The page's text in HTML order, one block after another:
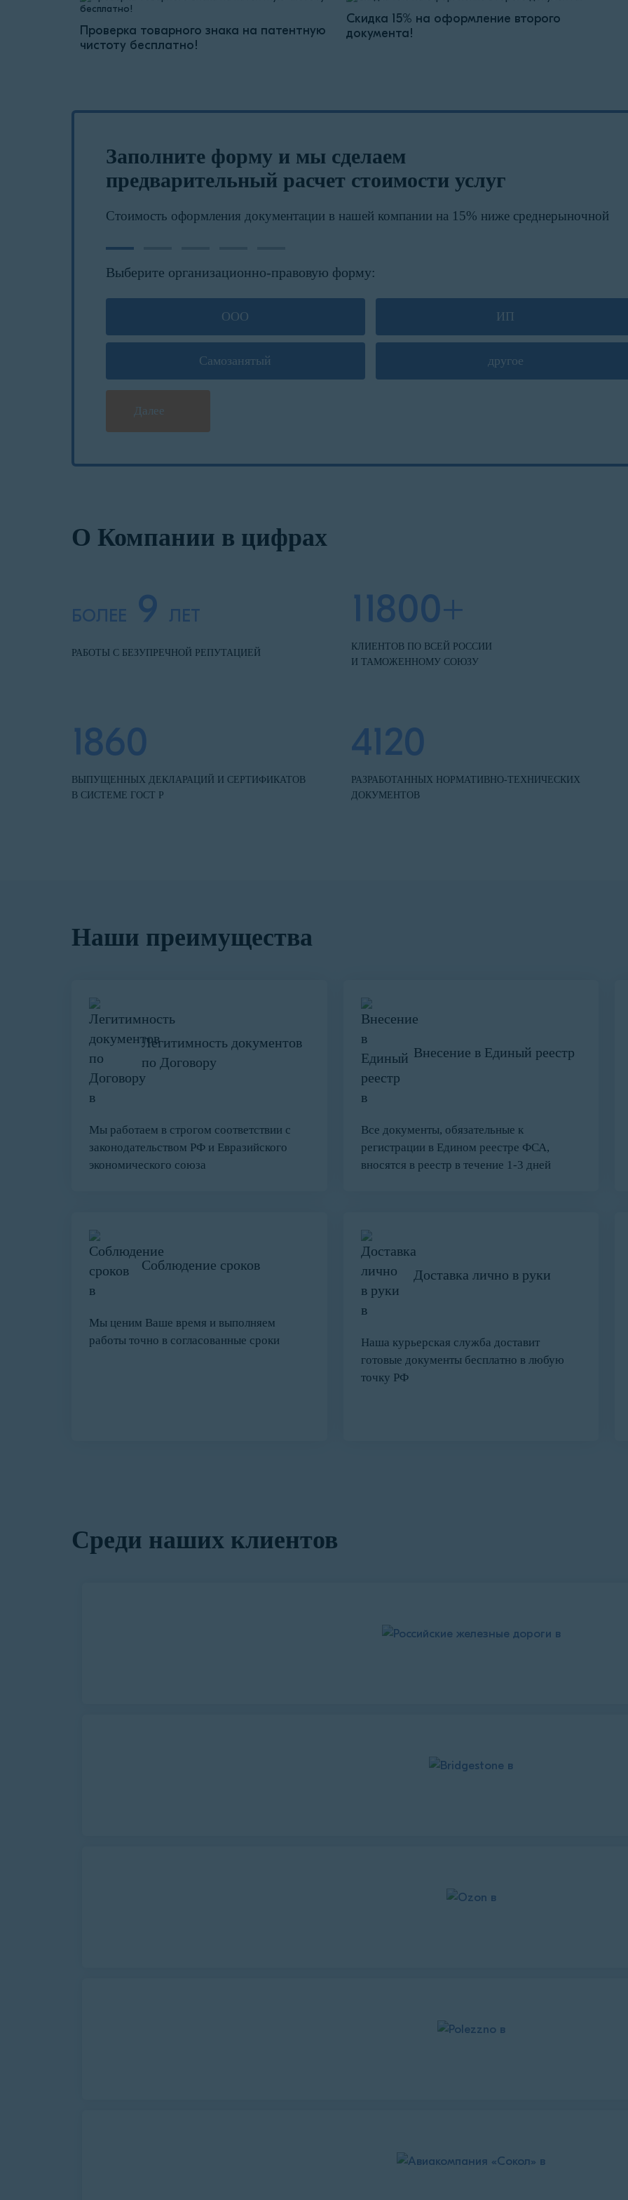
Проверка товарного знака на патентную
чистоту бесплатно!
Скидка 15% на оформление второго
документа!
Заполните форму и мы сделаем
предварительный расчет стоимости услуг
Стоимость оформления документации в нашей компании на 15% ниже среднерыночной
Выберите организационно-правовую форму:
ООО ИП
Самозанятый другое
Далее
О Компании в цифрах
БОЛЕЕ 9 ЛЕТ
РАБОТЫ С БЕЗУПРЕЧНОЙ РЕПУТАЦИЕЙ
11800+
КЛИЕНТОВ ПО ВСЕЙ РОССИИ
И ТАМОЖЕННОМУ СОЮЗУ
1860
ВЫПУЩЕННЫХ ДЕКЛАРАЦИЙ И СЕРТИФИКАТОВ
В СИСТЕМЕ ГОСТ Р
4120
РАЗРАБОТАННЫХ НОРМАТИВНО-ТЕХНИЧЕСКИХ
ДОКУМЕНТОВ
Наши преимущества
Легитимность документов
по Договору
Мы работаем в строгом соответствии с
законодательством РФ и Евразийского
экономического союза
Внесение в Единый реестр
Все документы, обязательные к
регистрации в Едином реестре ФСА,
вносятся в реестр в течение 1-3 дней
Соблюдение сроков
Мы ценим Ваше время и выполняем
работы точно в согласованные сроки
Доставка лично в руки
Наша курьерская служба доставит
готовые документы бесплатно в любую
точку РФ
Среди наших клиентов